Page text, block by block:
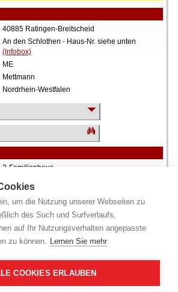
um die Nutzung unserer Webseiten zu
des Such und Surfverlaufs,
auf Ihr Nutzungsverhalten angepasste
zu können. Lernen Sie mehr
COOKIES ERLAUBEN
40885 Ratingen-Breitscheid
An den Schlothen - Haus-Nr. siehe unten
(Infobox)
ME
Mettmann
Nordrhein-Westfalen
2-Familienhaus
siehe unten(Infobox)
ca. 1973
855 m²
244 m²
Innenbesichtigung; zum Zeitpunkt der
Wertermittlung eigen genutzt.